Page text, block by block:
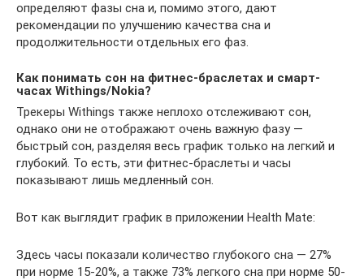
определяют фазы сна и, помимо этого, дают
рекомендации по улучшению качества сна и
продолжительности отдельных его фаз.
Как понимать сон на фитнес-браслетах и смарт-
часах Withings/Nokia?
Трекеры Withings также неплохо отслеживают сон,
однако они не отображают очень важную фазу —
быстрый сон, разделяя весь график только на легкий и
глубокий. То есть, эти фитнес-браслеты и часы
показывают лишь медленный сон.
Вот как выглядит график в приложении Health Mate:
Здесь часы показали количество глубокого сна — 27%
при норме 15-20%, а также 73% легкого сна при норме 50-